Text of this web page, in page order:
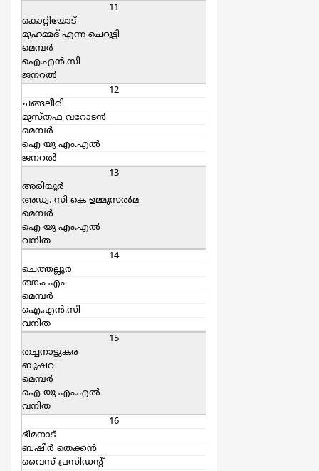
11
കൊറ്റിയോട്
മുഹമ്മദ്‌ എന്ന ചെറൂട്ടി
മെമ്പര്‍
ഐ.എന്‍.സി
ജനറല്‍
12
ചങ്ങലീരി
മുസ്തഫ വറോടന്‍
മെമ്പര്‍
ഐ യു എം.എല്‍
ജനറല്‍
13
അരിയൂർ
അഡ്വ. സി കെ ഉമ്മുസല്‍മ
മെമ്പര്‍
ഐ യു എം.എല്‍
വനിത
14
ചെത്തല്ലൂർ
തങ്കം എം
മെമ്പര്‍
ഐ.എന്‍.സി
വനിത
15
തച്ചനാട്ടുകര
ബുഷറ
മെമ്പര്‍
ഐ യു എം.എല്‍
വനിത
16
ഭീമനാട്
ബഷീര്‍ തെക്കന്‍
വൈസ് പ്രസിഡന്റ്‌